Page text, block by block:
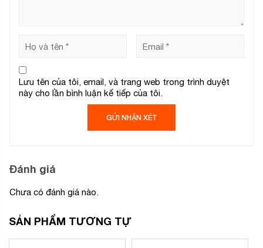
Lưu tên của tôi, email, và trang web trong trình duyệt
này cho lần bình luận kế tiếp của tôi.
Đánh giá
Chưa có đánh giá nào.
SẢN PHẨM TƯƠNG TỰ